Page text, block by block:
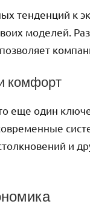
тенденций к
моделей.
комфорт
еще один
и